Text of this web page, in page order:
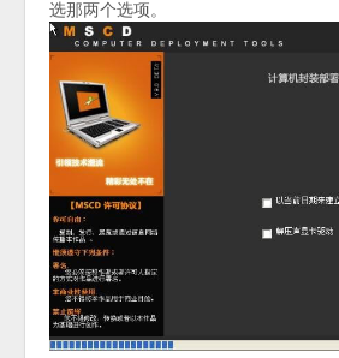
选那两个选项。